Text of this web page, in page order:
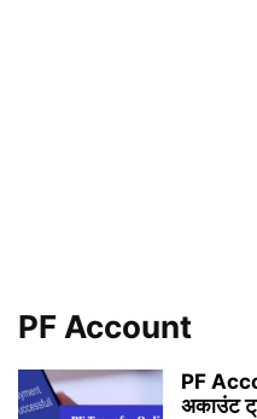
PF Account
PF
अकाउंट